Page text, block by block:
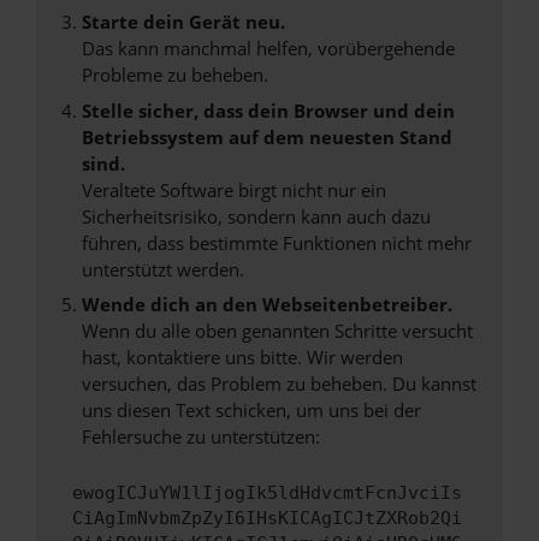
Starte dein Gerät neu.
Das kann manchmal helfen, vorübergehende
Probleme zu beheben.
Stelle sicher, dass dein Browser und dein
Betriebssystem auf dem neuesten Stand
sind.
Veraltete Software birgt nicht nur ein
Sicherheitsrisiko, sondern kann auch dazu
führen, dass bestimmte Funktionen nicht mehr
unterstützt werden.
Wende dich an den Webseitenbetreiber.
Wenn du alle oben genannten Schritte versucht
hast, kontaktiere uns bitte. Wir werden
versuchen, das Problem zu beheben. Du kannst
uns diesen Text schicken, um uns bei der
Fehlersuche zu unterstützen:
ewogICJuYW1lIjogIk5ldHdvcmtFcnJvciIs
CiAgImNvbmZpZyI6IHsKICAgICJtZXRob2Qi